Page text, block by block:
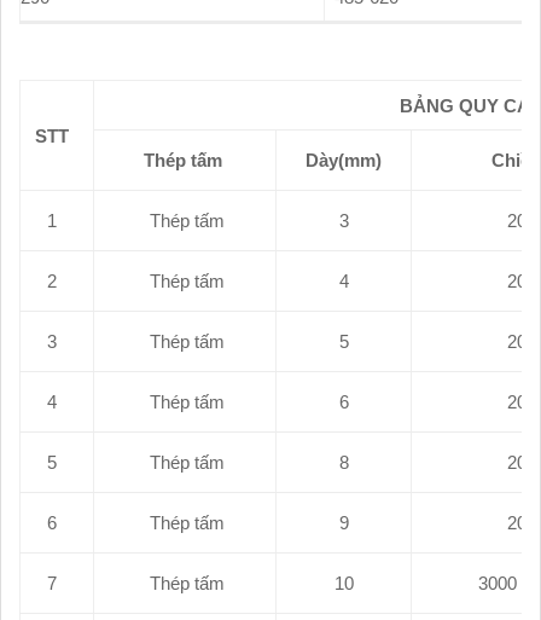
STT
BẢNG QUY
Thép tấm Dày(mm)
1 Thép tấm 3
2 Thép tấm 4
3 Thép tấm 5
4 Thép tấm 6
5 Thép tấm 8
6 Thép tấm 9
7 Thép tấm 10